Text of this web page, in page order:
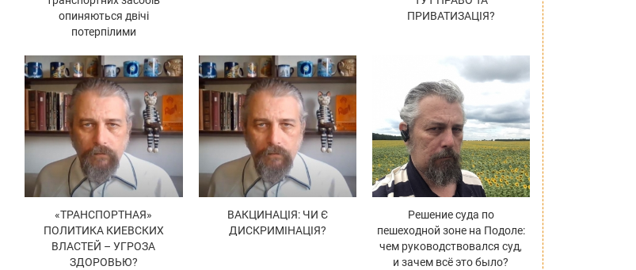
опиняються двічі
потерпілими
ПРИВАТИЗАЦІЯ?
«ТРАНСПОРТНАЯ»
ПОЛИТИКА КИЕВСКИХ
ВЛАСТЕЙ – УГРОЗА
ЗДОРОВЬЮ?
ВАКЦИНАЦІЯ: ЧИ Є
ДИСКРИМІНАЦІЯ?
Решение суда по
пешеходной зоне на Подоле:
чем руководствовался суд,
и зачем всё это было?